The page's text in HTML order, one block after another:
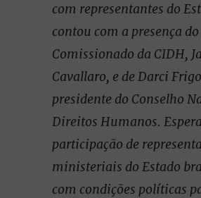
com representantes do
contou com a presença do
Comissionado da CIDH,
Cavallaro, e de Darci
presidente do Conselho
Direitos Humanos.
participação de
ministeriais do Estado
com condições políticas